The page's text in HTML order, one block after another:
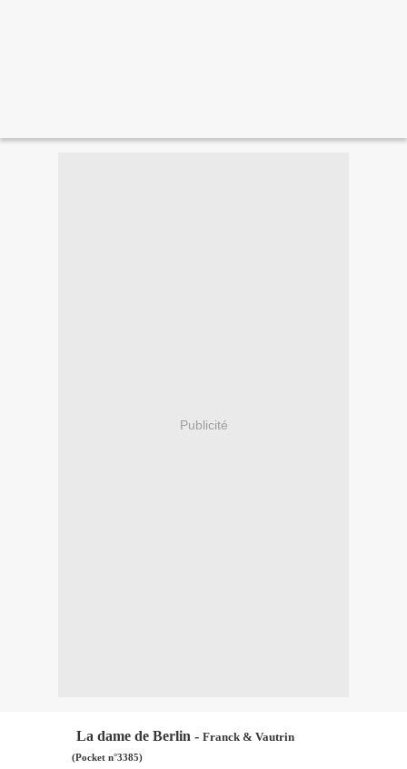
Publicité
La dame de Berlin - Franck & Vautrin
(Pocket n°3385)